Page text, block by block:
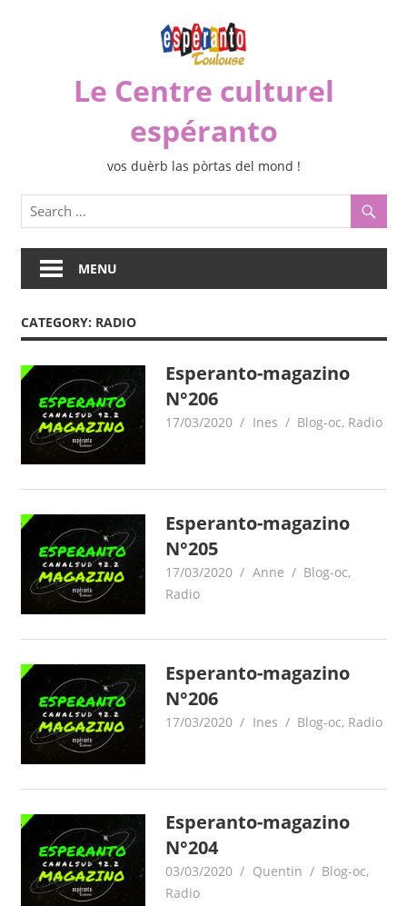
Le Centre culturel
espéranto
vos duèrb las pòrtas del mond !
MENU
CATEGORY: RADIO
Esperanto-magazino
N°206
17/03/2020 Ines Blog-oc, Radio
Esperanto-magazino
N°205
17/03/2020 Anne Blog-oc,
Radio
Esperanto-magazino
N°206
17/03/2020 Ines Blog-oc, Radio
Esperanto-magazino
N°204
03/03/2020 Quentin Blog-oc,
Radio